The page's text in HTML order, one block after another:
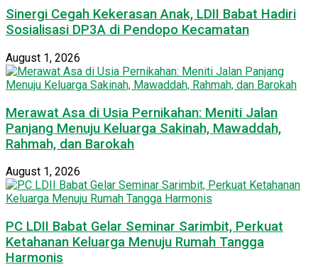
Sinergi Cegah Kekerasan Anak, LDII Babat Hadiri
Sosialisasi DP3A di Pendopo Kecamatan
August 1, 2026
Merawat Asa di Usia Pernikahan: Meniti Jalan
Panjang Menuju Keluarga Sakinah, Mawaddah,
Rahmah, dan Barokah
August 1, 2026
PC LDII Babat Gelar Seminar Sarimbit, Perkuat
Ketahanan Keluarga Menuju Rumah Tangga
Harmonis